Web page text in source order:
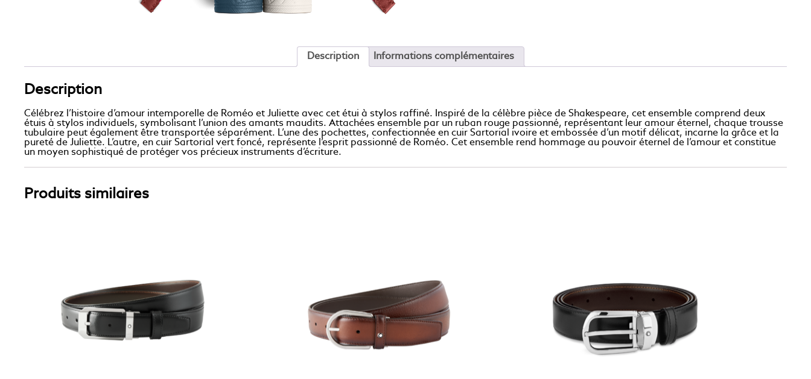
Description Informations complémentaires
Description
Célébrez l’histoire d’amour intemporelle de Roméo et Juliette avec cet étui à stylos raffiné. Inspiré de la célèbre pièce de Shakespeare, cet ensemble comprend deux
étuis à stylos individuels, symbolisant l’union des amants maudits. Attachées ensemble par un ruban rouge passionné, représentant leur amour éternel, chaque trousse
tubulaire peut également être transportée séparément. L’une des pochettes, confectionnée en cuir Sartorial ivoire et embossée d’un motif délicat, incarne la grâce et la
pureté de Juliette. L’autre, en cuir Sartorial vert foncé, représente l’esprit passionné de Roméo. Cet ensemble rend hommage au pouvoir éternel de l’amour et constitue
un moyen sophistiqué de protéger vos précieux instruments d’écriture.
Produits similaires